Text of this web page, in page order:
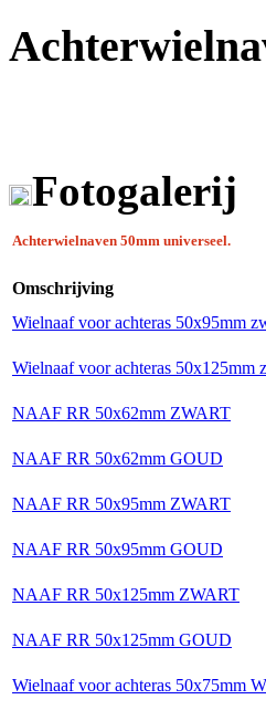
Fotogalerij
Achterwielnaven 50mm universeel.
Omschrijving
Wielnaaf voor achteras 50x95mm
Wielnaaf voor achteras 50x125mm
NAAF RR 50x62mm ZWART
NAAF RR 50x62mm GOUD
NAAF RR 50x95mm ZWART
NAAF RR 50x95mm GOUD
NAAF RR 50x125mm ZWART
NAAF RR 50x125mm GOUD
Wielnaaf voor achteras 50x75mm